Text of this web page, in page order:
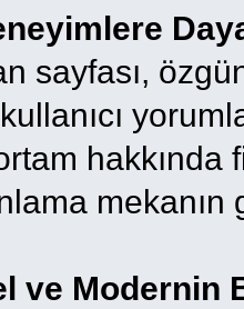
sayfası,
hakkında
mekanın
ve Modernin